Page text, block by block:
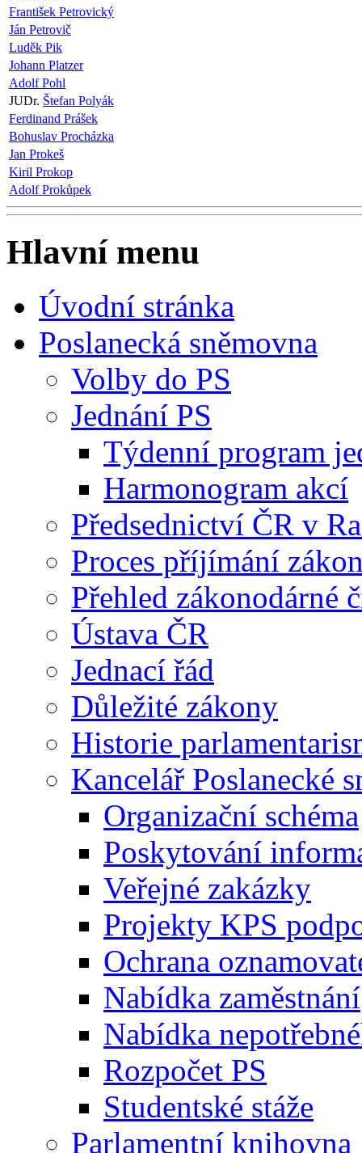
František Petrovický
Ján Petrovič
Luděk Pik
Johann Platzer
Adolf Pohl
JUDr. Štefan Polyák
Ferdinand Prášek
Bohuslav Procházka
Jan Prokeš
Kiril Prokop
Adolf Prokůpek
Hlavní menu
Úvodní stránka
Poslanecká sněmovna
Volby do PS
Jednání PS
Týdenní program
Harmonogram akcí
Předsednictví ČR v
Proces příjímání
Přehled zákonodárné
Ústava ČR
Jednací řád
Důležité zákony
Historie
Kancelář Poslanecké
Organizační schéma
Poskytování
Veřejné zakázky
Projekty KPS
Ochrana
Nabídka zaměstnání
Nabídka
Rozpočet PS
Studentské stáže
Parlamentní knihovna